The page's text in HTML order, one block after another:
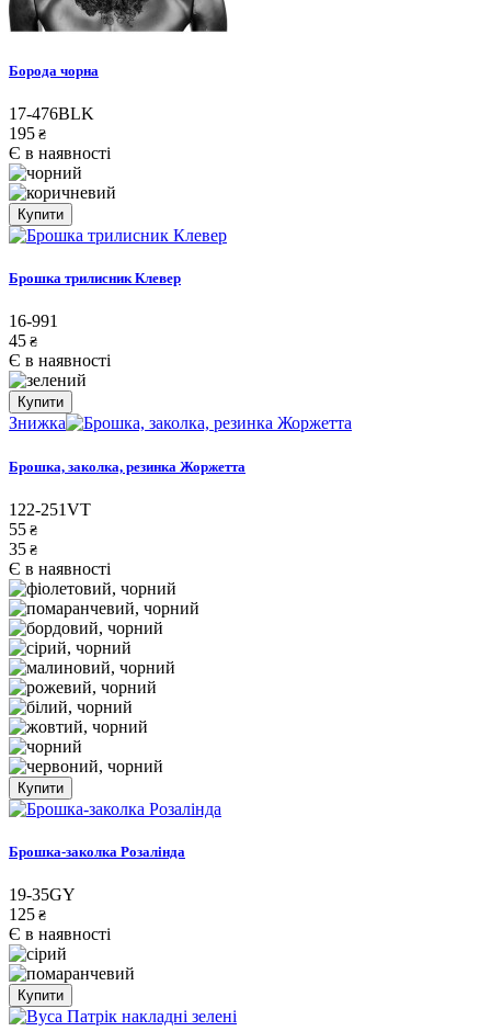
Борода чорна
17-476BLK
195 ₴
Є в наявності
Купити
Брошка трилисник Клевер
16-991
45 ₴
Є в наявності
Купити
Знижка
Брошка, заколка, резинка Жоржетта
122-251VT
55 ₴
35 ₴
Є в наявності
Купити
Брошка-заколка Розалінда
19-35GY
125 ₴
Є в наявності
Купити